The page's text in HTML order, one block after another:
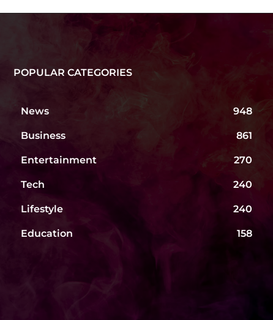
POPULAR CATEGORIES
News 948
Business 861
Entertainment 270
Tech 240
Lifestyle 240
Education 158